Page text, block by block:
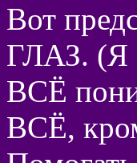
Вот
ГЛАЗ.
ВСЁ
ВСЁ,